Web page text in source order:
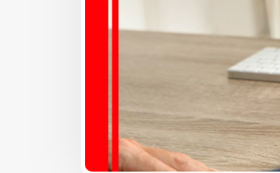
ბიზნესის ჯაჭვში“
ბიზნესი & ეკონომიკა
საქართველოს
და მდგრადობის